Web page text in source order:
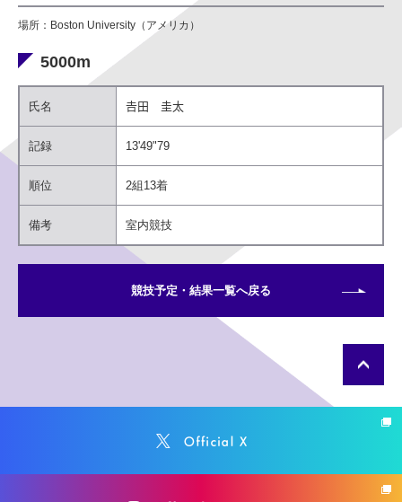
場所：Boston University（アメリカ）
5000m
氏名 𠮷田 圭太
記録 13'49"79
順位 2組13着
備考 室内競技
競技予定・結果一覧へ戻る
公開の有無に関わらず、お送りいただきました応
援メッセージはすべて拝見しております。
同意しない